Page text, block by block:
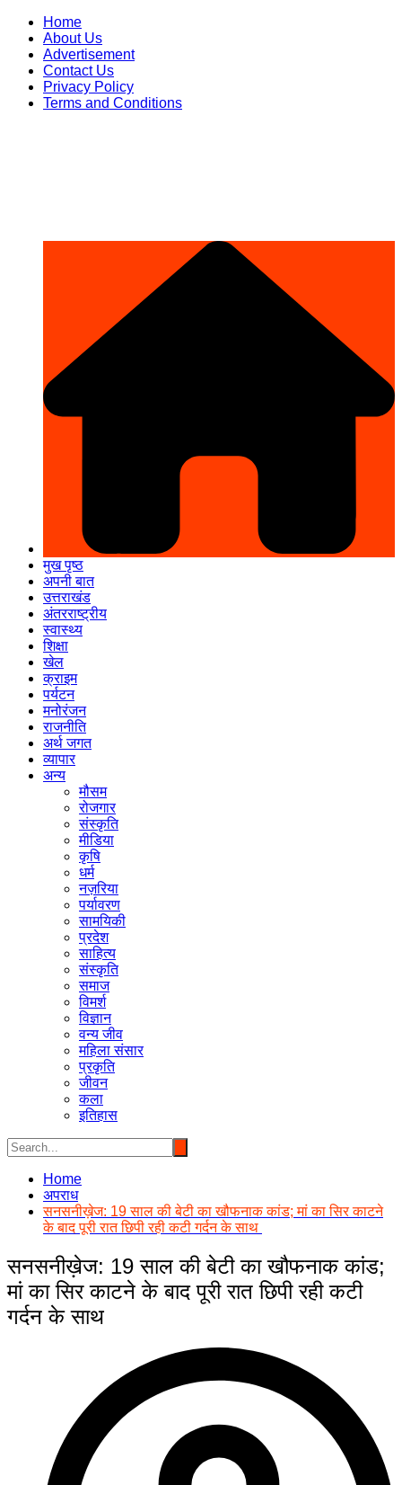
Skip
content
Home
About Us
Advertisement
Contact Us
Privacy Policy
Terms and Conditions
मुख पृष्ठ
अपनी बात
उत्तराखंड
अंतरराष्ट्रीय
स्वास्थ्य
शिक्षा
खेल
क्राइम
पर्यटन
मनोरंजन
राजनीति
अर्थ जगत
व्यापार
अन्य
मौसम
रोजगार
संस्कृति
मीडिया
कृषि
धर्म
नज़रिया
पर्यावरण
सामयिकी
प्रदेश
साहित्य
संस्कृति
समाज
विमर्श
विज्ञान
वन्य जीव
महिला संसार
प्रकृति
जीवन
कला
इतिहास
Home
अपराध
सनसनीख़ेज: 19 साल की बेटी का खौफनाक कांड; मां का सिर काटने
के बाद पूरी रात छिपी रही कटी गर्दन के साथ
सनसनीख़ेज: 19 साल की बेटी का खौफनाक कांड;
मां का सिर काटने के बाद पूरी रात छिपी रही कटी
गर्दन के साथ